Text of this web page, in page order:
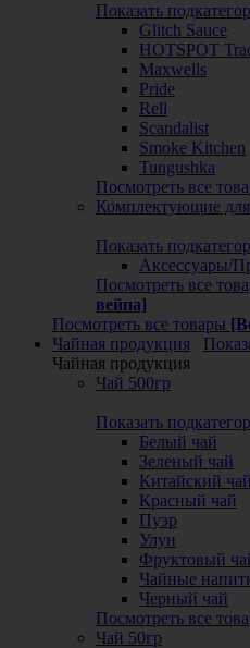
Показать
Glitch Sauce
HOTSPOT
Maxwells
Pride
Rell
Scandalist
Smoke Kitchen
Tungushka
Посмотреть все
Комплектующие
Показать
Аксессуары/
Посмотреть все
вейпа]
Посмотреть все товары
Чайная продукция
Чайная продукция
Чай 500гр
Показать
Белый чай
Зеленый чай
Китайский чай
Красный чай
Пуэр
Улун
Фруктовый
Чайные
Черный чай
Посмотреть все
Чай 50гр